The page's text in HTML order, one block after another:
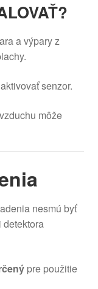
a výpary z
senzor.
môže
nesmú byť
detektora
pre použitie